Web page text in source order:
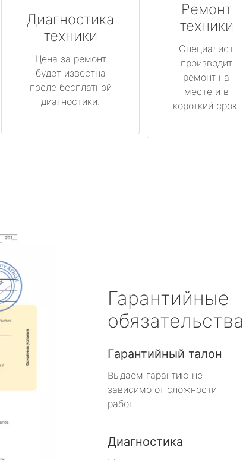
Диагностика
техники
Цена за ремонт
будет известна
после бесплатной
диагностики.
Ремонт
техники
Специалист
производит
ремонт на
месте и в
короткий срок.
Гарантийные
обязательства
Гарантийный талон
Выдаем гарантию не
зависимо от сложности
работ.
Диагностика